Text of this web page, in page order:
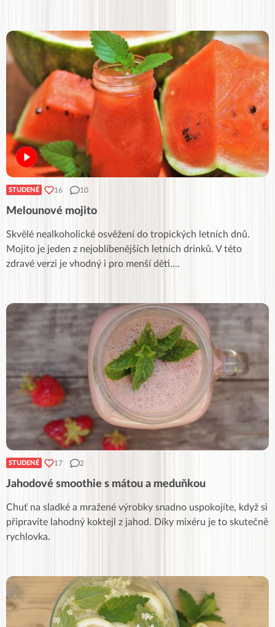
STUDENÉ 16 10
Melounové mojito
Skvělé nealkoholické osvěžení do tropických letních dnů.
Mojito je jeden z nejoblíbenějších letních drinků. V této
zdravé verzi je vhodný i pro menší děti....
STUDENÉ 17 2
Jahodové smoothie s mátou a meduňkou
Chuť na sladké a mražené výrobky snadno uspokojíte, když si
připravíte lahodný koktejl z jahod. Díky mixéru je to skutečně
rychlovka.